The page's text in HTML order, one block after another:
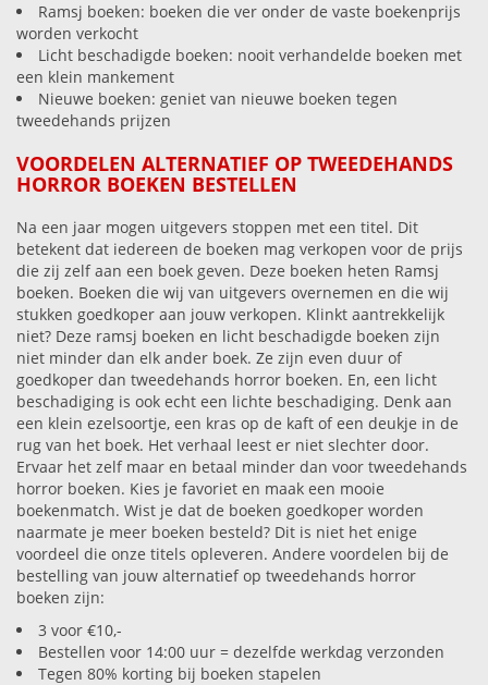
Ramsj boeken: boeken die ver onder de vaste boekenprijs
worden verkocht
Licht beschadigde boeken: nooit verhandelde boeken met
een klein mankement
Nieuwe boeken: geniet van nieuwe boeken tegen
tweedehands prijzen
VOORDELEN ALTERNATIEF OP TWEEDEHANDS
HORROR BOEKEN BESTELLEN
Na een jaar mogen uitgevers stoppen met een titel. Dit
betekent dat iedereen de boeken mag verkopen voor de prijs
die zij zelf aan een boek geven. Deze boeken heten Ramsj
boeken. Boeken die wij van uitgevers overnemen en die wij
stukken goedkoper aan jouw verkopen. Klinkt aantrekkelijk
niet? Deze ramsj boeken en licht beschadigde boeken zijn
niet minder dan elk ander boek. Ze zijn even duur of
goedkoper dan tweedehands horror boeken. En, een licht
beschadiging is ook echt een lichte beschadiging. Denk aan
een klein ezelsoortje, een kras op de kaft of een deukje in de
rug van het boek. Het verhaal leest er niet slechter door.
Ervaar het zelf maar en betaal minder dan voor tweedehands
horror boeken. Kies je favoriet en maak een mooie
boekenmatch. Wist je dat de boeken goedkoper worden
naarmate je meer boeken besteld? Dit is niet het enige
voordeel die onze titels opleveren. Andere voordelen bij de
bestelling van jouw alternatief op tweedehands horror
boeken zijn:
3 voor €10,-
Bestellen voor 14:00 uur = dezelfde werkdag verzonden
Tegen 80% korting bij boeken stapelen